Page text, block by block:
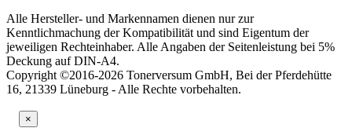
Alle Hersteller- und Markennamen dienen nur zur
Kenntlichmachung der Kompatibilität und sind Eigentum der
jeweiligen Rechteinhaber. Alle Angaben der Seitenleistung bei 5%
Deckung auf DIN-A4.
Copyright ©2016-2026 Tonerversum GmbH, Bei der Pferdehütte
16, 21339 Lüneburg - Alle Rechte vorbehalten.
×